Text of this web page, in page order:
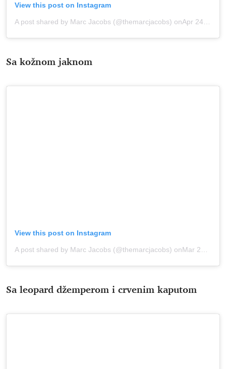
View this post on Instagram
A post shared by Marc Jacobs (@themarcjacobs) onApr 24, 2020 at 11:27am PDT
Sa kožnom jaknom
View this post on Instagram
A post shared by Marc Jacobs (@themarcjacobs) onMar 22, 2020 at 8:35pm PDT
Sa leopard džemperom i crvenim kaputom